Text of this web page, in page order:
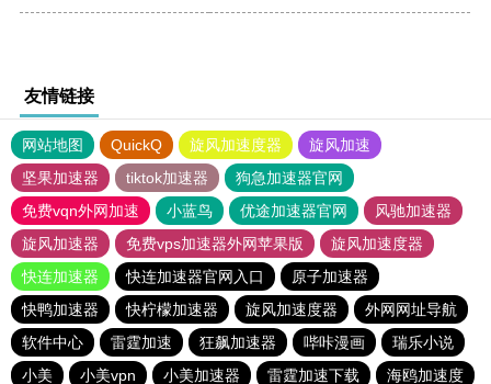
友情链接
网站地图 QuickQ 旋风加速度器
旋风加速
坚果加速器
tiktok加速器
狗急加速器官网
免费vqn外网加速
小蓝鸟 优途加速器官网
风驰加速器
旋风加速器
免费vps加速器外网苹果版
旋风加速度器
快连加速器
快连加速器官网入口
原子加速器
快鸭加速器
快柠檬加速器 旋风加速度器
外网网址导航
软件中心
雷霆加速 狂飙加速器 哔咔漫画
瑞乐小说
小美
小美vpn 小美加速器 雷霆加速下载 海鸥加速度